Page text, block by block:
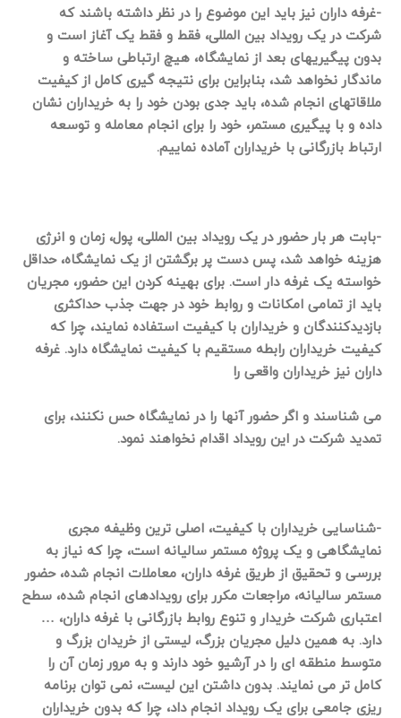
-غرفه داران نیز باید این موضوع را در نظر داشته باشند که
شرکت در یک رویداد بین المللی، فقط و فقط یک آغاز است و
بدون پیگیریهای بعد از نمایشگاه، هیچ ارتباطی ساخته و
ماندگار نخواهد شد، بنابراین برای نتیجه گیری کامل از کیفیت
ملاقاتهای انجام شده، باید جدی بودن خود را به خریداران نشان
داده و با پیگیری مستمر، خود را برای انجام معامله و توسعه
ارتباط بازرگانی با خریداران آماده نماییم.
-بابت هر بار حضور در یک رویداد بین المللی، پول، زمان و انرژی
هزینه خواهد شد، پس دست پر برگشتن از یک نمایشگاه، حداقل
خواسته یک غرفه دار است. برای بهینه کردن این حضور، مجریان
باید از تمامی امکانات و روابط خود در جهت جذب حداکثری
بازدیدکنندگان و خریداران با کیفیت استفاده نمایند، چرا که
کیفیت خریداران رابطه مستقیم با کیفیت نمایشگاه دارد. غرفه
داران نیز خریداران واقعی را
می شناسند و اگر حضور آنها را در نمایشگاه حس نکنند، برای
تمدید شرکت در این رویداد اقدام نخواهند نمود.
-شناسایی خریداران با کیفیت، اصلی ترین وظیفه مجری
نمایشگاهی و یک پروژه مستمر سالیانه است، چرا که نیاز به
بررسی و تحقیق از طریق غرفه داران، معاملات انجام شده، حضور
مستمر سالیانه، مراجعات مکرر برای رویدادهای انجام شده، سطح
اعتباری شرکت خریدار و تنوع روابط بازرگانی با غرفه داران، …
دارد. به همین دلیل مجریان بزرگ، لیستی از خریدان بزرگ و
متوسط منطقه ای را در آرشیو خود دارند و به مرور زمان آن را
کامل تر می نمایند. بدون داشتن این لیست، نمی توان برنامه
ریزی جامعی برای یک رویداد انجام داد، چرا که بدون خریداران